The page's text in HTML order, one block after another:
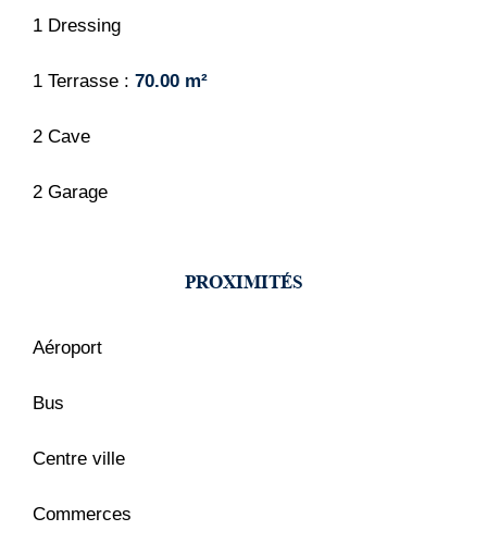
1 Dressing
1 Terrasse 70.00 m²
2 Cave
2 Garage
PROXIMITÉS
Aéroport
Bus
Centre ville
Commerces